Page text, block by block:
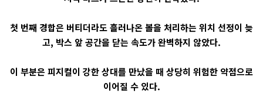
첫 번째 경합은 버티더라도 흘러나온 볼을 처리하는 위치 선정이 늦
고, 박스 앞 공간을 닫는 속도가 완벽하지 않았다.
이 부분은 피지컬이 강한 상대를 만났을 때 상당히 위험한 약점으로
이어질 수 있다.